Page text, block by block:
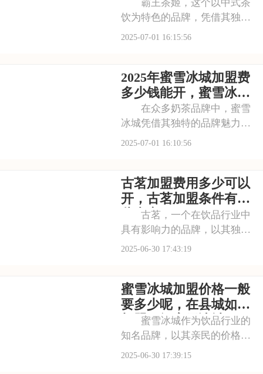
霸王茶姬，这个以中式茶
饮为特色的品牌，凭借其独特
的口感和深厚的文化底蕴，赢
优质茶叶和新鲜食材，搭配独
特的配方，呈现出浓郁的茶香
和丰富的口感。让我
2025-07-01 16:15:56
2025年蜜雪冰城加盟费
多少钱能开，蜜雪冰城
加盟条件有哪些需要了
解
在众多奶茶品牌中，蜜雪
冰城凭借其独特的品牌魅力脱
颖而出。它赢得了广大消费者
自己的店铺注入活力。品牌效
应不仅能吸引更多的顾客，还
能提升店铺的知名度
2025-07-01 16:10:56
古茗加盟费用多少可以
开，古茗加盟条件有哪
些内容
古茗，一个在饮品行业中
具有影响力的品牌，以其独特
的品牌理念和卓越的产品品
式，其产品系列丰富多样，既
有传统的奶茶系列，又有创新
的水果茶、气泡水等系列
2025-06-30 17:43:19
蜜雪冰城加盟价格一般
要多少呢，在县城如何
加盟一间蜜雪冰城
蜜雪冰城作为饮品行业的
知名品牌，以其亲民的价格和
美味的产品，赢得了市场的广
2025-06-30 17:39:15